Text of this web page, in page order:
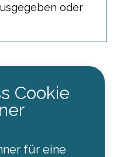
oder
Cookie
für eine